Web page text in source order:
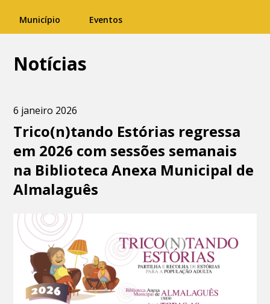
Município Eventos
Notícias
6 janeiro 2026
Trico(n)tando Estórias regressa
em 2026 com sessões semanais
na Biblioteca Anexa Municipal de
Almalaguês